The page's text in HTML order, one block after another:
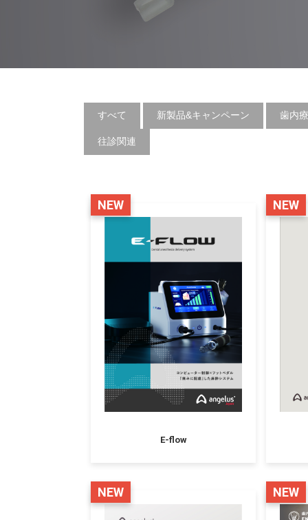
すべて 新製品&キャンペーン 歯内
往診関連
NEW
E-flow
NEW
NEW NEW